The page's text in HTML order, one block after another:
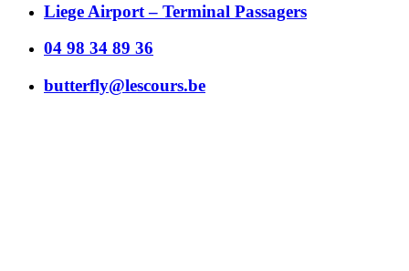
Liege Airport – Terminal Passagers
04 98 34 89 36
butterfly@lescours.be